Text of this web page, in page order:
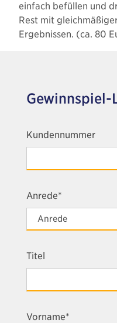
einfach befüllen und
Rest mit
Ergebnissen. (ca. 80
Gewinnspiel-
Kundennummer
Anrede*
Titel
Vorname*